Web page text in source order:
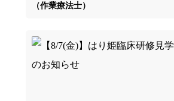
（作業療法士）